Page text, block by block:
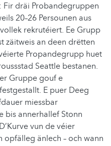
Fir dräi Probandegruppen
20–26 Persounen aus
rekrutéiert. Ee Grupp
zäitweis an deen drëtten
Propandegrupp huet
Seattle bestanen.
Gruppe gouf e
E puer Deeg
miessbar
bis annerhallef Stonn
vun de véier
opfälleg änlech – och wann